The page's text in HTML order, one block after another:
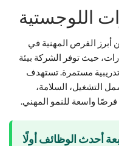
اللوجستية
أبرز الفرص المهنية في
حيث توفر الشركة بيئة
تدريبية مستمرة. تستهدف
التشغيل، السلامة،
فرصًا واسعة للنمو المهني.
أحدث الوظائف أولًا